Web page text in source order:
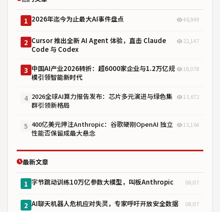
1 2026年迄今为止最大AI事件盘点 46,949
2 Cursor 推出全新 AI Agent 体验，直击 Claude
Code 与 Codex
22,147
3 中国AI产业2026转折：超6000家企业与1.2万亿规
模引领智能新时代
18,078
4 2026全球AI算力报告发布：芯片多元演进与绿色集
群引领新格局
13,672
5 400亿美元押注Anthropic：谷歌硬刚OpenAI 独立
性能否保留成最大悬念
13,164
最新文章
1 字节跳动训练10万亿参数大模型，叫板Anthropic 08/07
2 AI聊天机器人危机应对失灵，专家呼吁开放安全数据 08/07